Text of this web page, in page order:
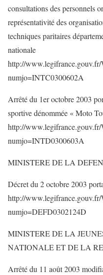
consultations des personnels
représentativité des
techniques paritaires
nationale
http://
numjo=INTC0300602A
Arrêté du 1er octobre 2003
sportive dénommée « Moto
http://
numjo=INTD0300603A
MINISTERE DE LA
Décret du 2 octobre 2003
http://
numjo=DEFD0302124D
MINISTERE DE LA
NATIONALE ET DE LA
Arrêté du 11 août 2003